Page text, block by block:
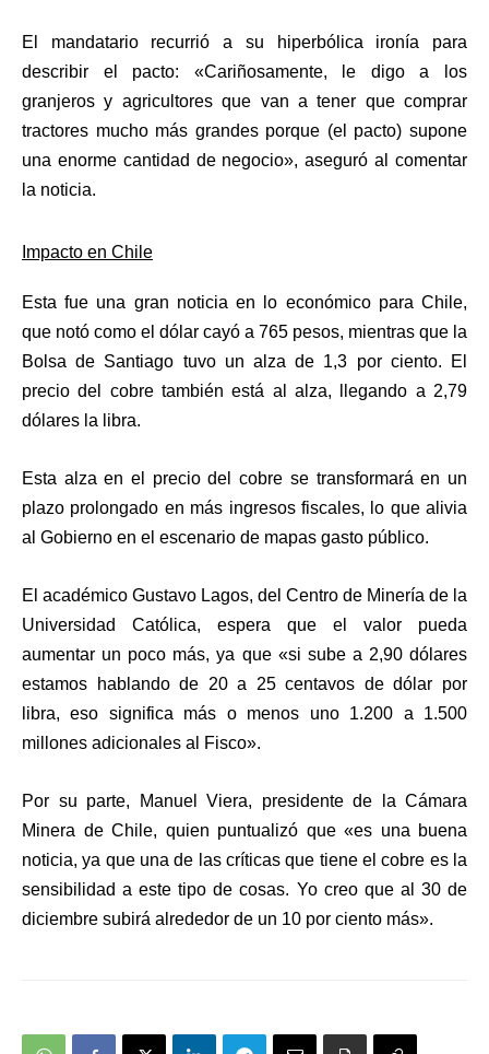
El mandatario recurrió a su hiperbólica ironía para
describir el pacto: «Cariñosamente, le digo a los
granjeros y agricultores que van a tener que comprar
tractores mucho más grandes porque (el pacto) supone
una enorme cantidad de negocio», aseguró al comentar
la noticia.
Impacto en Chile
Esta fue una gran noticia en lo económico para Chile,
que notó como el dólar cayó a 765 pesos, mientras que la
Bolsa de Santiago tuvo un alza de 1,3 por ciento. El
precio del cobre también está al alza, llegando a 2,79
dólares la libra.
Esta alza en el precio del cobre se transformará en un
plazo prolongado en más ingresos fiscales, lo que alivia
al Gobierno en el escenario de mapas gasto público.
El académico Gustavo Lagos, del Centro de Minería de la
Universidad Católica, espera que el valor pueda
aumentar un poco más, ya que «si sube a 2,90 dólares
estamos hablando de 20 a 25 centavos de dólar por
libra,eso significa más o menos uno 1.200 a 1.500
millones adicionales al Fisco».
Por su parte, Manuel Viera, presidente de la Cámara
Minera de Chile, quien puntualizó que «es una buena
noticia, ya que una de las críticas que tiene el cobre es la
sensibilidad a este tipo de cosas. Yo creo que al 30 de
diciembre subirá alrededor de un 10 por ciento más».